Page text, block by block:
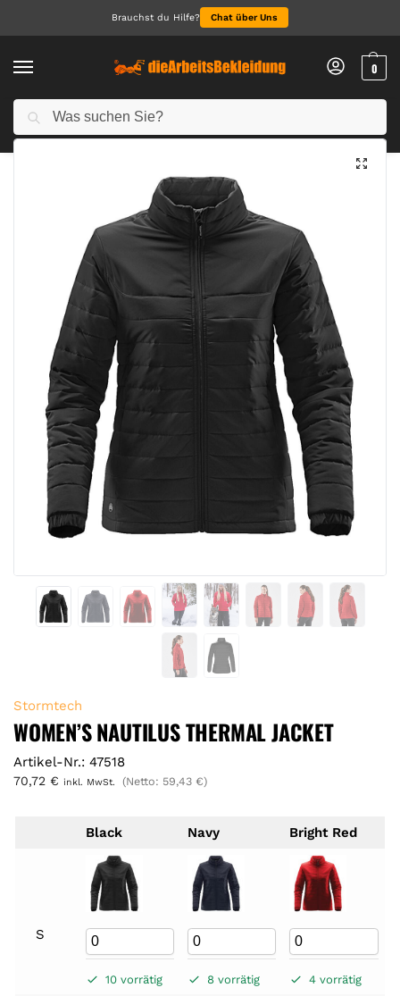
Brauchst du Hilfe? Chat über Uns
0
Start Arbeitskleidung Damen
Stormtech
WOMEN’S NAUTILUS THERMAL JACKET
Artikel-Nr.: 47518
70,72 € inkl. MwSt. (Netto: 59,43 €)
Black Navy Bright Red
S
10 vorrätig 8 vorrätig 4 vorrätig